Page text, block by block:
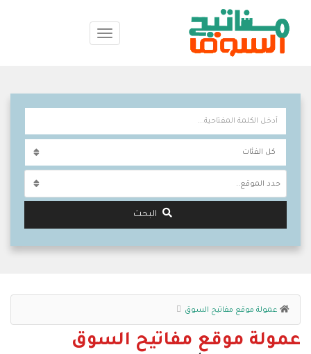
حدد الموقع..
البحث
عمولة موقع مفاتيح السوق
عمولة موقع مفاتيح السوق